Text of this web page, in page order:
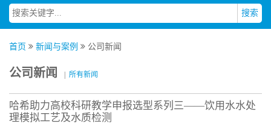
搜索
首页 新闻与案例 公司新闻
公司新闻 所有新闻
哈希助力高校科研教学申报选型系列三——饮用水水处
理模拟工艺及水质检测